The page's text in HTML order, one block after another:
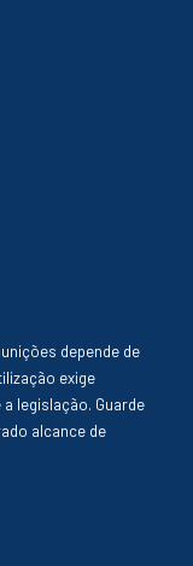
depende de
exige
legislação. Guarde
alcance de